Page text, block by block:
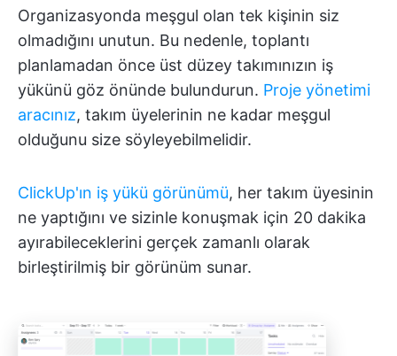
Organizasyonda meşgul olan tek kişinin siz
olmadığını unutun. Bu nedenle, toplantı
planlamadan önce üst düzey takımınızın iş
yükünü göz önünde bulundurun. Proje yönetimi
aracınız, takım üyelerinin ne kadar meşgul
olduğunu size söyleyebilmelidir.
ClickUp'ın iş yükü görünümü, her takım üyesinin
ne yaptığını ve sizinle konuşmak için 20 dakika
ayırabileceklerini gerçek zamanlı olarak
birleştirilmiş bir görünüm sunar.